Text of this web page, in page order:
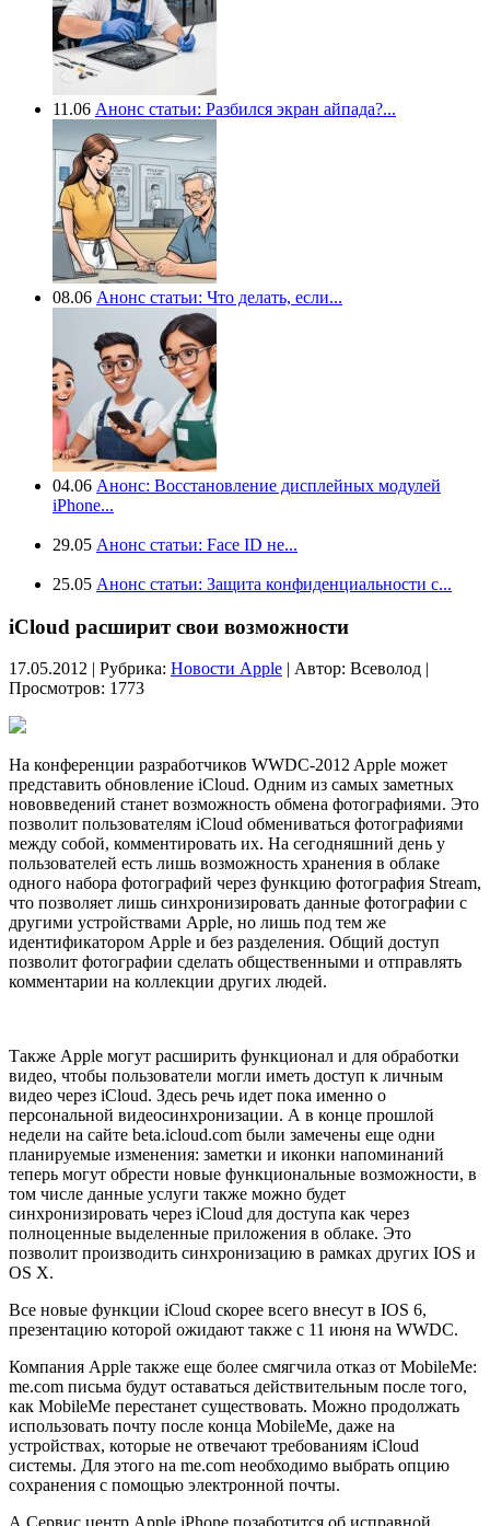
11.06 Анонс статьи: Разбился экран айпада?...
08.06 Анонс статьи: Что делать, если...
04.06 Анонс: Восстановление дисплейных модулей
iPhone...
29.05 Анонс статьи: Face ID не...
25.05 Анонс статьи: Защита конфиденциальности с...
iCloud расширит свои возможности
17.05.2012 | Рубрика: Новости Apple | Автор: Всеволод |
Просмотров: 1773
На конференции разработчиков WWDC-2012 Apple может
представить обновление iCloud. Одним из самых заметных
нововведений станет возможность обмена фотографиями. Это
позволит пользователям iCloud обмениваться фотографиями
между собой, комментировать их. На сегодняшний день у
пользователей есть лишь возможность хранения в облаке
одного набора фотографий через функцию фотография Stream,
что позволяет лишь синхронизировать данные фотографии с
другими устройствами Apple, но лишь под тем же
идентификатором Apple и без разделения. Общий доступ
позволит фотографии сделать общественными и отправлять
комментарии на коллекции других людей.
Также Apple могут расширить функционал и для обработки
видео, чтобы пользователи могли иметь доступ к личным
видео через iCloud. Здесь речь идет пока именно о
персональной видеосинхронизации. А в конце прошлой
недели на сайте beta.icloud.com были замечены еще одни
планируемые изменения: заметки и иконки напоминаний
теперь могут обрести новые функциональные возможности, в
том числе данные услуги также можно будет
синхронизировать через iCloud для доступа как через
полноценные выделенные приложения в облаке. Это
позволит производить синхронизацию в рамках других IOS и
OS X.
Все новые функции iCloud скорее всего внесут в IOS 6,
презентацию которой ожидают также с 11 июня на WWDC.
Компания Apple также еще более смягчила отказ от MobileMe:
me.com письма будут оставаться действительным после того,
как MobileMe перестанет существовать. Можно продолжать
использовать почту после конца MobileMe, даже на
устройствах, которые не отвечают требованиям iCloud
системы. Для этого на me.com необходимо выбрать опцию
сохранения с помощью электронной почты.